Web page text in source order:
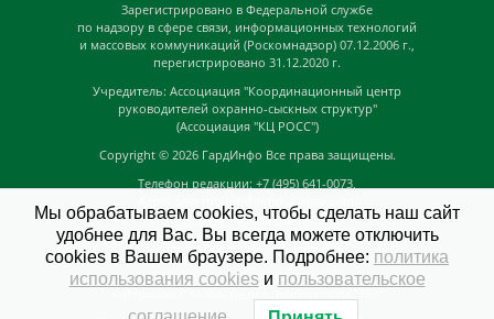
Зарегистрировано в Федеральной службе
по надзору в сфере связи, информационных технологий
и массовых коммуникаций (Роскомнадзор) 07.12.2006 г.,
перегистрировано 31.12.2020 г.
Учредитель: Ассоциация "Координационный центр
руководителей охранно-сыскных структур"
(Ассоциация "КЦ РОСС")
Copyright © 2026 ГардИнфо Все права защищены.
Телефон редакции: +7 (495) 641-0073,
news@guardinfo.online
Главный редактор: Кузьмин Д.А.
На сайте могут быть размещены
Мы обрабатываем cookies, чтобы сделать наш сайт
удобнее для Вас. Вы всегда можете отключить
cookies в Вашем браузере. Подробнее: политика
использования cookiesи пользовательское